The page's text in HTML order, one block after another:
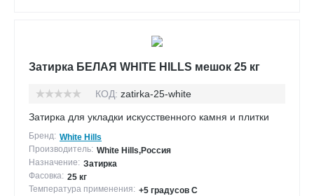
Затирка БЕЛАЯ WHITE HILLS мешок 25 кг
КОД: zatirka-25-white
Затирка для укладки искусственного камня и плитки
Бренд: White Hills
Производитель: White Hills,Россия
Назначение: Затирка
Фасовка: 25 кг
Температура применения: +5 градусов С